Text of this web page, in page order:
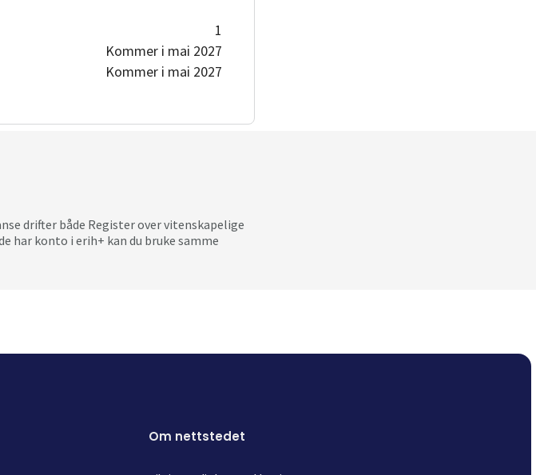
1
Kommer i mai 2027
Kommer i mai 2027
drifter både Register over vitenskapelige
har konto i erih+ kan du bruke samme
Om nettstedet